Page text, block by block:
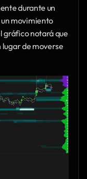
durante un
un movimiento
gráfico notará que
lugar de moverse